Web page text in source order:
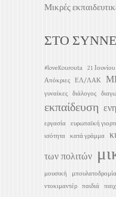
Μικρές
ΣΤΟ
#loveKourouta 21 Ιουνίου
Απόκριες
ΕΛ/ΛΑΚ
γυναίκες
διάλογος
εκπαίδευση
εργασία
ευρωπαϊκή
ισότητα
κατά γράμμα
των πολιτών
μουσική μπουλατοδρομία
ντοκιμαντέρ
παιδιά